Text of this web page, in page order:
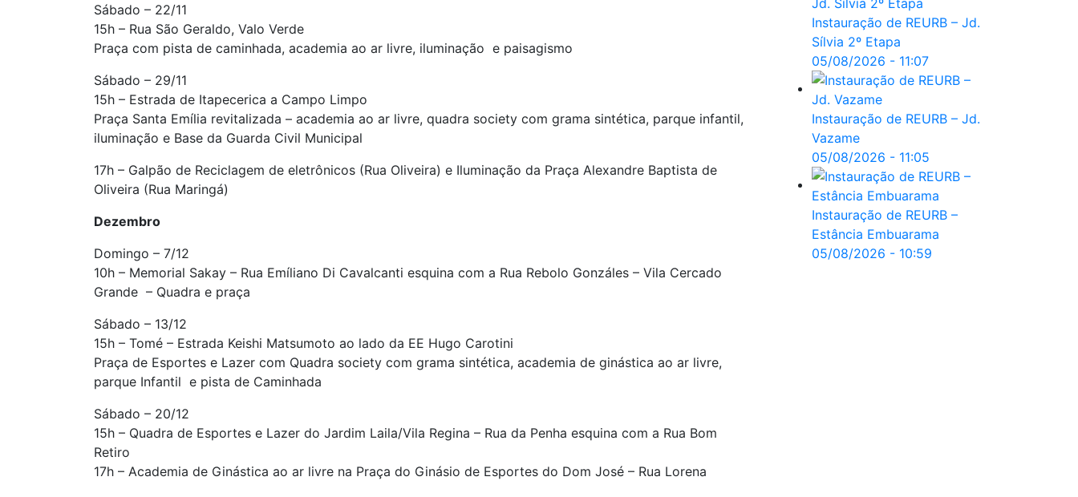
Sábado – 22/11
15h – Rua São Geraldo, Valo Verde
Praça com pista de caminhada, academia ao ar livre, iluminação e paisagismo
Sábado – 29/11
15h – Estrada de Itapecerica a Campo Limpo
Praça Santa Emília revitalizada – academia ao ar livre, quadra society com grama sintética, parque infantil,
iluminação e Base da Guarda Civil Municipal
17h – Galpão de Reciclagem de eletrônicos (Rua Oliveira) e Iluminação da Praça Alexandre Baptista de
Oliveira (Rua Maringá)
Dezembro
Domingo – 7/12
10h – Memorial Sakay – Rua Emíliano Di Cavalcanti esquina com a Rua Rebolo Gonzáles – Vila Cercado
Grande – Quadra e praça
Sábado – 13/12
15h – Tomé – Estrada Keishi Matsumoto ao lado da EE Hugo Carotini
Praça de Esportes e Lazer com Quadra society com grama sintética, academia de ginástica ao ar livre,
parque Infantil e pista de Caminhada
Sábado – 20/12
15h – Quadra de Esportes e Lazer do Jardim Laila/Vila Regina – Rua da Penha esquina com a Rua Bom
Retiro
17h – Academia de Ginástica ao ar livre na Praça do Ginásio de Esportes do Dom José – Rua Lorena
Instauração de REURB – Jd.
Sílvia 2º Etapa
05/08/2026 - 11:07
Instauração de REURB – Jd.
Vazame
05/08/2026 - 11:05
Instauração de REURB –
Estância Embuarama
05/08/2026 - 10:59